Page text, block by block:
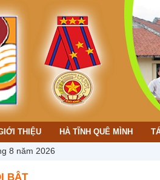
THIỆU HÀ TĨNH QUÊ MÌNH
8 năm 2026
BẬT